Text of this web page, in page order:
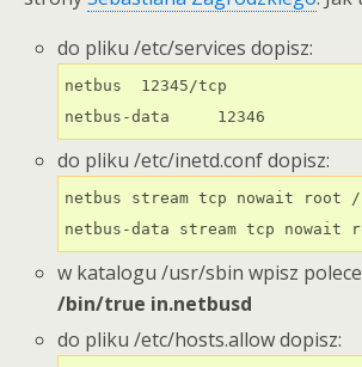
do pliku /etc/services dopisz:
netbus	12345/tcp
netbus-data	12346
do pliku /etc/inetd.conf dopisz:
netbus stream tcp nowait root
netbus-data stream tcp
w katalogu /usr/sbin wpisz
/bin/true in.netbusd
do pliku /etc/hosts.allow dopisz: